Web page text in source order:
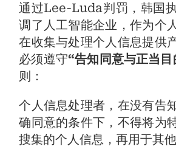
通过Lee-Luda判罚，韩国
调了人工智能企业，作为个
在收集与处理个人信息提供
必须遵守“告知同意与正当目
则：
个人信息处理者，在没有告
确同意的条件下，不得将为
搜集的个人信息，再用于其他